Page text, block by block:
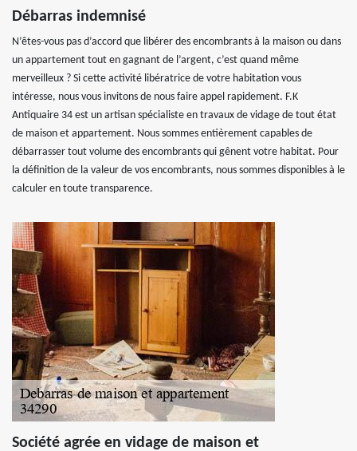
Débarras indemnisé
N’êtes-vous pas d’accord que libérer des encombrants à la maison ou dans
un appartement tout en gagnant de l’argent, c’est quand même
merveilleux ? Si cette activité libératrice de votre habitation vous
intéresse, nous vous invitons de nous faire appel rapidement. F.K
Antiquaire 34 est un artisan spécialiste en travaux de vidage de tout état
de maison et appartement. Nous sommes entièrement capables de
débarrasser tout volume des encombrants qui gênent votre habitat. Pour
la définition de la valeur de vos encombrants, nous sommes disponibles à le
calculer en toute transparence.
Société agrée en vidage de maison et